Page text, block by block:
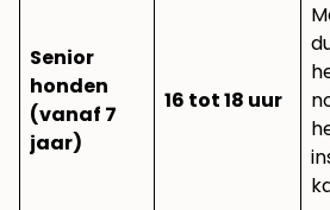
Senior
honden
(vanaf 7
jaar)
16 tot 18 uur